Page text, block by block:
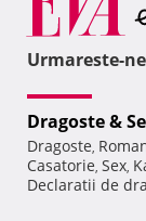
Urmareste-
Dragoste &
Dragoste,
Casatorie, Sex,
Declaratii de